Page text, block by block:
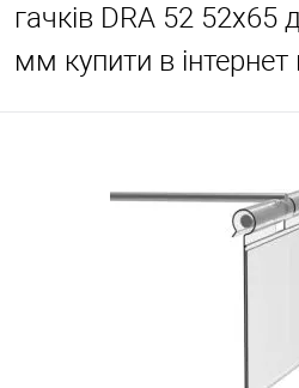
гачків DRA 52 52x65
мм купити в інтернет